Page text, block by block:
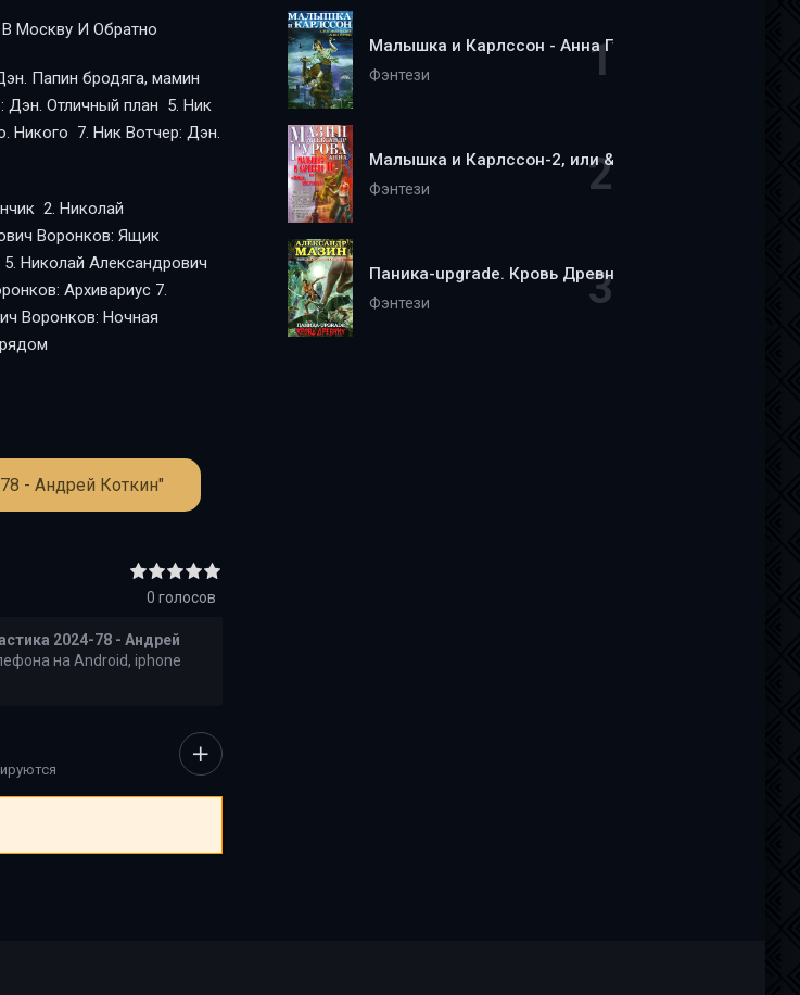
Меркушин: Бес. В Москву И Обратно
рядом
- Андрей Коткин"
0 голосов
2024-78 - Андрей
на Android, iphone
Малышка и Карлссон - Анна Гурова
Фэнтези
Малышка и Карлссон-2, или &quot;Пища,
Фэнтези
Паника-upgrade. Кровь Древних - Александр Мазин
Фэнтези